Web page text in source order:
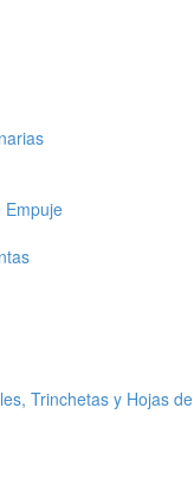
Empuje
Trinchetas y Hojas de